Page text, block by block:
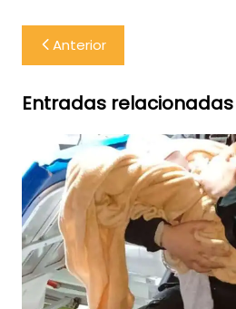
Navegación
de
entradas
Anterior
Entradas relacionadas